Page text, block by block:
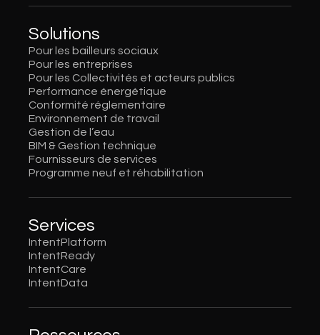
Solutions
Pour les bailleurs sociaux
Pour les entreprises
Pour les Collectivités et acteurs publics
Performance énergétique
Conformité réglementaire
Environnement de travail
Gestion de l’eau
BIM & Gestion technique
Fournisseurs de services
Programme neuf et réhabilitation
Services
IntentPlatform
IntentReady
IntentCare
IntentData